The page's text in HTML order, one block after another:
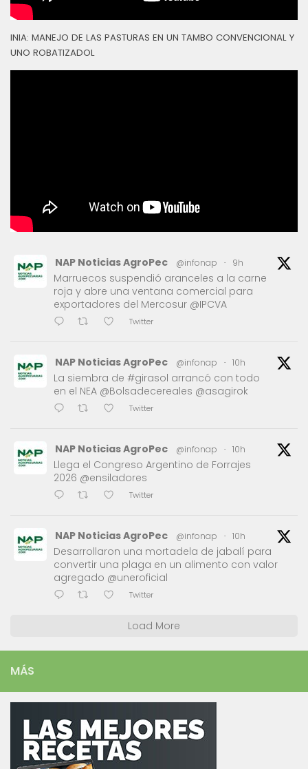
INIA: MANEJO DE LAS PASTURAS EN UN TAMBO CONVENCIONAL Y
UNO ROBATIZADOL
NAP Noticias AgroPec @infonap · 9h
Marruecos suspendió aranceles a la carne
roja y abre una ventana comercial para
exportadores del Mercosur @IPCVA
Twitter
NAP Noticias AgroPec @infonap · 10h
La siembra de #girasol arrancó con todo
en el NEA @Bolsadecereales @asagirok
Twitter
NAP Noticias AgroPec @infonap · 10h
Llega el Congreso Argentino de Forrajes
2026 @ensiladores
Twitter
NAP Noticias AgroPec @infonap · 10h
Desarrollaron una mortadela de jabalí para
convertir una plaga en un alimento con valor
agregado @uneroficial
Twitter
Load More
MÁS